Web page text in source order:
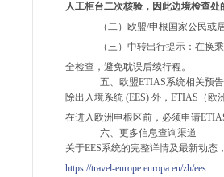
人工柜台二次核验，因此边境检查
（二） 欧盟/申根国家公民或
（三）中转出行提示 ：在换
全检查， 避免耽误后续行程。
五、 欧盟ETIAS系统相关预告
除出入境系统 (EES) 外， ETIAS （
在进入欧洲申根区前，必须申请
六、更多信息查询渠道
关于EES系统的完整详情及最新动态
https://travel-europe.europa.eu/zh/ees